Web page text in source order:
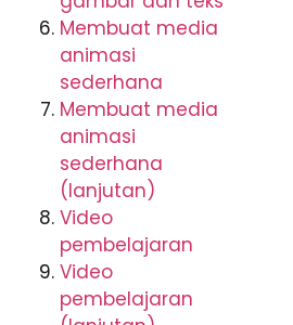
Membuat media
animasi
sederhana
Membuat media
animasi
sederhana
(lanjutan)
Video
pembelajaran
Video
pembelajaran